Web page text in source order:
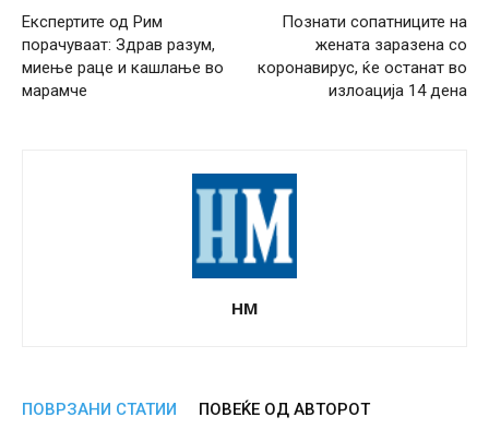
Експертите од Рим
порачуваат: Здрав разум,
миење раце и кашлање во
марамче
Познати сопатниците на
жената заразена со
коронавирус, ќе останат во
излоација 14 дена
НМ
ПОВРЗАНИ СТАТИИ ПОВЕЌЕ ОД АВТОРОТ